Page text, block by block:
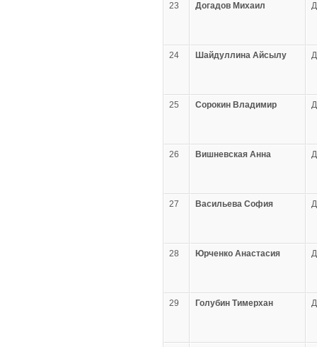
23 Догадов Михаил
24 Шайдуллина Айсылу
25 Сорокин Владимир
26 Вишневская Анна
27 Васильева София
28 Юрченко Анастасия
29 Голубин Тимерхан